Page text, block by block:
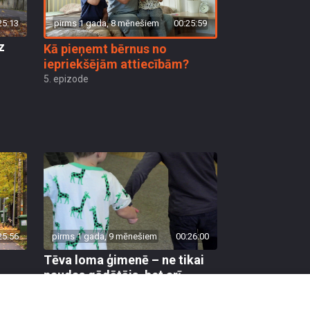
pirms 1 gada, 8 mēnešiem 00:25:59
Kā pieņemt bērnus no
iepriekšējām attiecībām?
5. epizode
pirms 1 gada, 9 mēnešiem 00:26:00
Tēva loma ģimenē – ne tikai
naudas gādātājs, bet arī